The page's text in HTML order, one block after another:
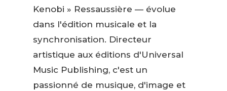
Kenobi » Ressaussière — évolue
dans l'édition musicale et la
synchronisation. Directeur
artistique aux éditions d'Universal
Music Publishing, c'est un
passionné de musique, d'image et